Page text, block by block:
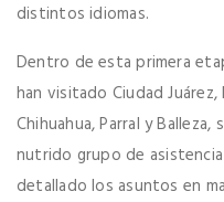
distintos idiomas.
Dentro de esta primera
han visitado Ciudad Juárez,
Chihuahua, Parral y
nutrido grupo de
detallado los asuntos en